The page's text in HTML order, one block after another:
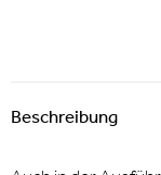
Beschreibung